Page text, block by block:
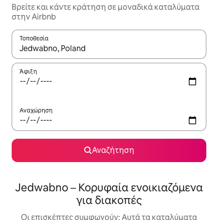
Βρείτε και κάντε κράτηση σε μοναδικά καταλύματα
στην Airbnb
Τοποθεσία
Όταν τα αποτελέσματα είναι διαθέσιμα, μπορείτε να
Άφιξη
Αναχώρηση
Αναζήτηση
Jedwabno – Κορυφαία ενοικιαζόμενα
για διακοπές
Οι επισκέπτες συμφωνούν: Αυτά τα καταλύματα